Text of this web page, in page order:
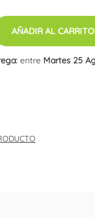
AÑADIR AL CARRITO
entre Martes 25